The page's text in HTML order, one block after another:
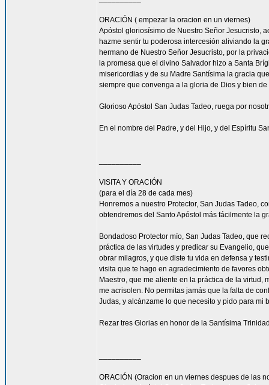
ORACIÓN ( empezar la oracion en un viernes)
Apóstol gloriosísimo de Nuestro Señor Jesucristo,
hazme sentir tu poderosa intercesión aliviando la
hermano de Nuestro Señor Jesucristo, por la
la promesa que el divino Salvador hizo a Santa
misericordias y de su Madre Santísima la gracia
siempre que convenga a la gloria de Dios y bien de
Glorioso Apóstol San Judas Tadeo, ruega por
En el nombre del Padre, y del Hijo, y del Espíritu
VISITA Y ORACIÓN
(para el día 28 de cada mes)
Honremos a nuestro Protector, San Judas Tadeo,
obtendremos del Santo Apóstol más fácilmente la
Bondadoso Protector mío, San Judas Tadeo, que
práctica de las virtudes y predicar su Evangelio,
obrar milagros, y que diste tu vida en defensa y
visita que te hago en agradecimiento de favores
Maestro, que me aliente en la práctica de la
me acrisolen. No permitas jamás que la falta de
Judas, y alcánzame lo que necesito y pido para mi
Rezar tres Glorias en honor de la Santísima
ORACIÓN (Oracion en un viernes despues de las